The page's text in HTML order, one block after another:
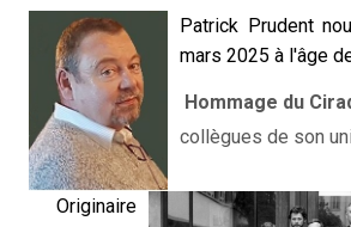
Patrick Prudent
mars 2025 à l'âge
Hommage du
collègues de son
Originaire